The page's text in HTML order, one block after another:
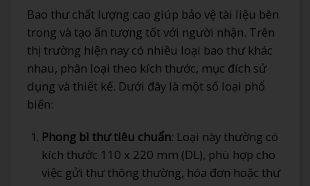
Bao thư chất lượng cao giúp bảo vệ tài liệu bên
trong và tạo ấn tượng tốt với người nhận. Trên
thị trường hiện nay có nhiều loại bao thư khác
nhau, phân loại theo kích thước, mục đích sử
dụng và thiết kế. Dưới đây là một số loại phổ
biến:
Phong bì thư tiêu chuẩn: Loại này thường có
kích thước 110 x 220 mm (DL), phù hợp cho
việc gửi thư thông thường, hóa đơn hoặc thư